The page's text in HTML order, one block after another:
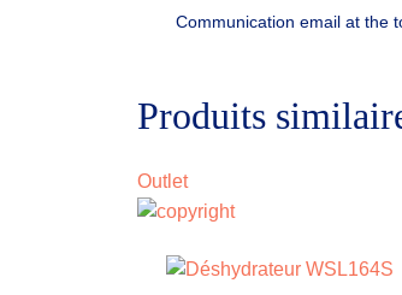
Communication email at the
Produits
Outlet